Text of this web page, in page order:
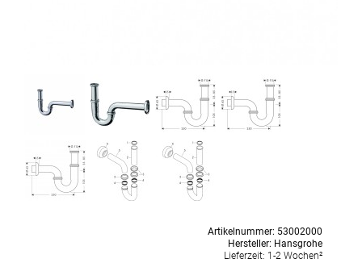
Artikelnummer: 53002000
Hersteller: Hansgrohe
Lieferzeit: 1-2 Wochen²